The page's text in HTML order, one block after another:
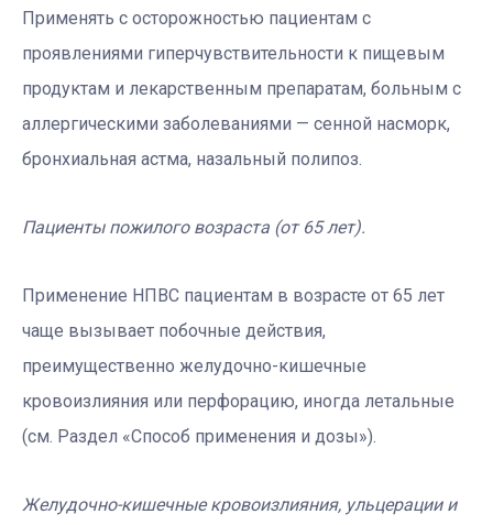
Применять с осторожностью пациентам с
проявлениями гиперчувствительности к пищевым
продуктам и лекарственным препаратам, больным с
аллергическими заболеваниями — сенной насморк,
бронхиальная астма, назальный полипоз.
Пациенты пожилого возраста (от 65 лет).
Применение НПВС пациентам в возрасте от 65 лет
чаще вызывает побочные действия,
преимущественно желудочно-кишечные
кровоизлияния или перфорацию, иногда летальные
(см. Раздел «Способ применения и дозы»).
Желудочно-кишечные кровоизлияния, ульцерации и